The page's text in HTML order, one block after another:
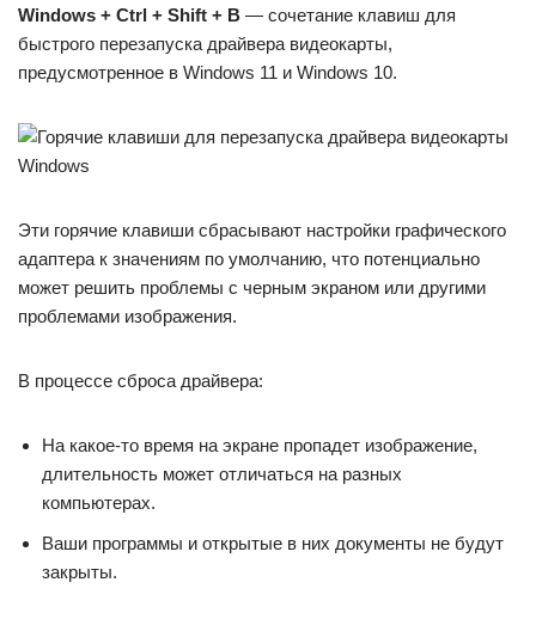
Windows + Ctrl + Shift + B — сочетание клавиш для
быстрого перезапуска драйвера видеокарты,
предусмотренное в Windows 11 и Windows 10.
Эти горячие клавиши сбрасывают настройки графического
адаптера к значениям по умолчанию, что потенциально
может решить проблемы с черным экраном или другими
проблемами изображения.
В процессе сброса драйвера:
На какое-то время на экране пропадет изображение,
длительность может отличаться на разных
компьютерах.
Ваши программы и открытые в них документы не будут
закрыты.